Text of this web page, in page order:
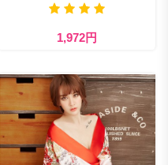
1,972円